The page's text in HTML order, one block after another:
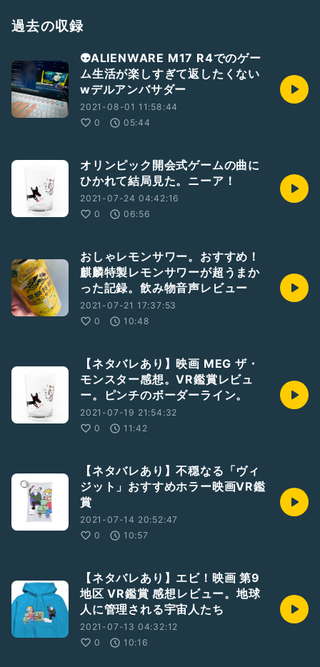
過去の収録
👽ALIENWARE M17 R4でのゲー
ム生活が楽しすぎて返したくない
wデルアンバサダー
2021-08-01 11:58:44
0
05:44
オリンピック開会式ゲームの曲に
ひかれて結局見た。ニーア！
2021-07-24 04:42:16
0
06:56
おしゃレモンサワー。おすすめ！
麒麟特製レモンサワーが超うまか
った記録。飲み物音声レビュー
2021-07-21 17:37:53
0
10:48
【ネタバレあり】映画 MEG ザ・
モンスター感想。VR鑑賞レビュ
ー。ピンチのボーダーライン。
2021-07-19 21:54:32
0
11:42
【ネタバレあり】不穏なる「ヴィ
ジット」おすすめホラー映画VR鑑
賞
2021-07-14 20:52:47
0
10:57
【ネタバレあり】エビ！映画 第9
地区 VR鑑賞 感想レビュー。地球
人に管理される宇宙人たち
2021-07-13 04:32:12
0
10:16